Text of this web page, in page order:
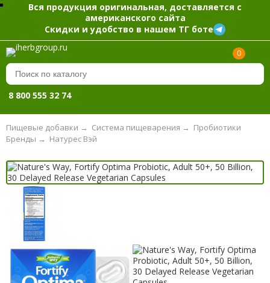
Вся продукция оригинальная, доставляется с
американского сайта
Скидки и удобство в нашем ТГ боте
0
8 800 555 32 74
Пищевые добавки → Система пищеварения → Пробиотики
Натурес Вэй
Бренды →